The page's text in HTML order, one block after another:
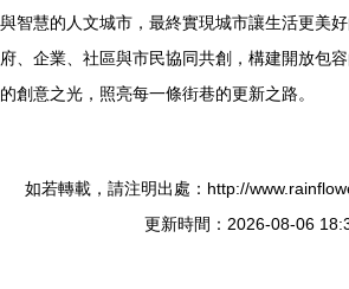
與智慧的人文城市，最終實現城市讓生活更美
府、企業、社區與市民協同共創，構建開放包
的創意之光，照亮每一條街巷的更新之路。
如若轉載，請注明出處：http://
更新時間：2026-08-06